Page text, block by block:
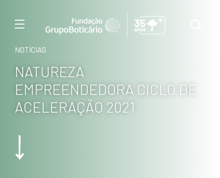
Menu
NOTÍCIAS
NATUREZA
EMPREENDEDORA CICLO DE
ACELERAÇÃO 2021